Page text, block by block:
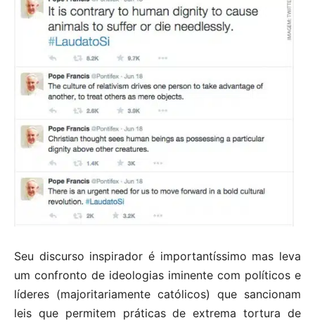
Seu discurso inspirador é importantíssimo mas leva
um confronto de ideologias iminente com políticos e
líderes (majoritariamente católicos) que sancionam
leis que permitem práticas de extrema tortura de